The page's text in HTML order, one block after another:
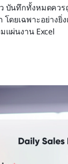
บันทึกทั้งหมดควร
โดยเฉพาะอย่างยิ่
แผ่นงาน Excel